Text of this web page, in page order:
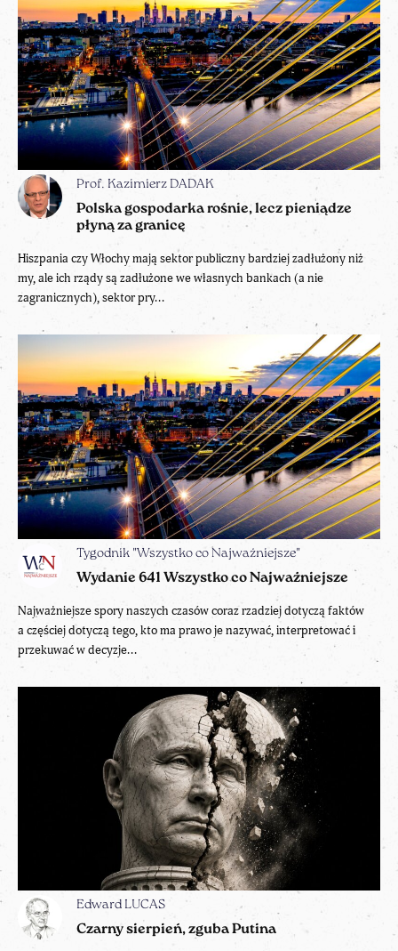
Prof. Kazimierz DADAK
Polska gospodarka rośnie, lecz pieniądze
płyną za granicę
Hiszpania czy Włochy mają sektor publiczny bardziej zadłużony niż
my, ale ich rządy są zadłużone we własnych bankach (a nie
zagranicznych), sektor pry...
Tygodnik "Wszystko co Najważniejsze"
Wydanie 641 Wszystko co Najważniejsze
Najważniejsze spory naszych czasów coraz rzadziej dotyczą faktów
a częściej dotyczą tego, kto ma prawo je nazywać, interpretować i
przekuwać w decyzje...
Edward LUCAS
Czarny sierpień, zguba Putina